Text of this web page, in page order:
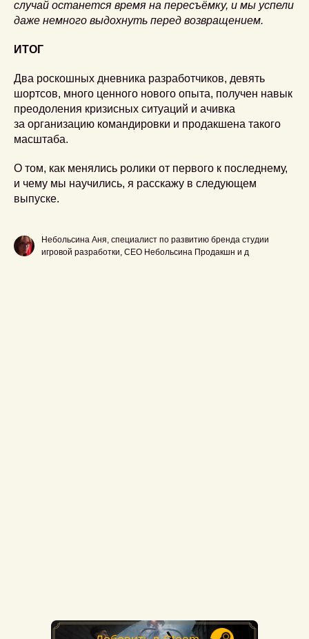
случай останется время на пересъёмку, и мы успели
даже немного выдохнуть перед возвращением.
ИТОГ
Два роскошных дневника разработчиков, девять
шортсов, много ценного нового опыта, получен навык
преодоления кризисных ситуаций и ачивка
за организацию командировки и продакшена такого
масштаба.
О том, как менялись ролики от первого к последнему,
и чему мы научились, я расскажу в следующем
выпуске.
Небольсина Аня, специалист по развитию бренда студии
игровой разработки, СЕО Небольсина Продакшн и д